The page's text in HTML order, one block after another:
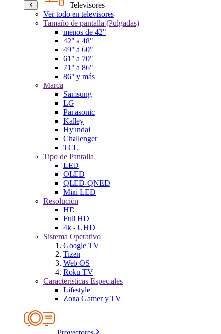
Televisores
Ver todo en televisores
Tamaño de pantalla (Pulgadas)
menos de 42"
42" a 48"
49" a 60"
61" a 70"
71" a 86"
86" y más
Marca
Samsung
LG
Panasonic
Kalley
Hyundai
Challenger
TCL
Tipo de Pantalla
LED
OLED
QLED-QNED
Mini LED
Resolución
HD
Full HD
4k - UHD
Sistema Operativo
Google TV
Tizen
Web OS
Roku TV
Características Especiales
Lifestyle
Zona Gamer y TV
Proyectores